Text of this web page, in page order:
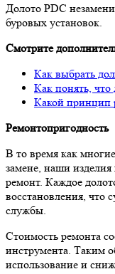
Долото PDC
буровых установок.
Смотрите
Как выбрать
Как понять,
Какой принцип
Ремонтопригодность
В то время как
замене, наши
ремонт. Каждое
восстановления, что
службы.
Стоимость ремонта
инструмента. Таким
использование и